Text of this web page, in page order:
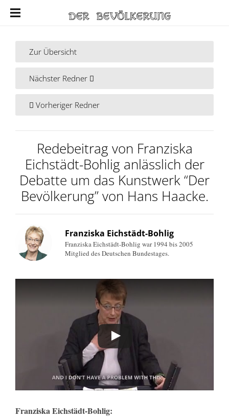
Zur Übersicht
Nächster Redner
Vorheriger Redner
Redebeitrag von Franziska
Eichstädt-Bohlig anlässlich der
Debatte um das Kunstwerk “Der
Bevölkerung” von Hans Haacke.
Franziska Eichstädt-Bohlig
Franziska Eichstädt-Bohlig war 1994 bis 2005
Mitglied des Deutschen Bundestages.
Franziska Eichstädt-Bohlig: